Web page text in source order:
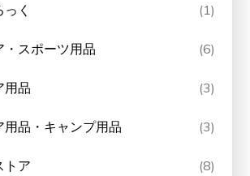
く (1)
・スポーツ用品 (6)
用品 (3)
用品・キャンプ用品 (3)
トア (8)